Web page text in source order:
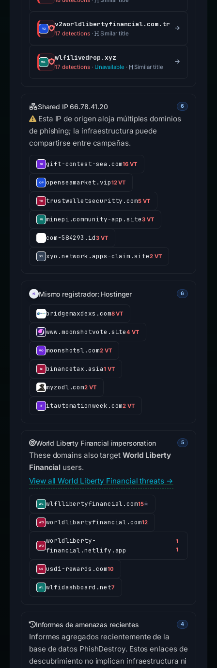
v2worldlibertyfinancial.com.tr
17 detections· Similar title
wlfilivedrop.xyz
17 detections· Unavailable · Similar title
Shared IP 66.78.41.20 6
Esta IP de origen aloja múltiples dominios
de phishing; la infraestructura puede
compartirse entre campañas.
gift-contest-sea.com16 VT
openseamarket.vip12 VT
trustwalletsecuritty.com5 VT
minepi.community-app.site3 VT
com-584293.id3 VT
xyo.network.apps-claim.site2 VT
Mismo registrador: Hostinger 6
bridgemaxdexs.com8 VT
www.moonshotvote.site4 VT
moonshotsl.com2 VT
binancetax.asia1 VT
myzodl.com2 VT
itautomationweek.com2 VT
World Liberty Financial impersonation 5
These domains also target World Liberty
Financial users.
View all World Liberty Financial threats →
wlfllibertyfinancial.com15☠
worldlibartyfinancial.com12
worldliberty-
financial.netlify.app
1
1
usd1-rewards.com10
wlfidashboard.net7
Informes de amenazas recientes 4
Informes agregados recientemente de la
base de datos PhishDestroy. Estos enlaces de
descubrimiento no implican infraestructura ni